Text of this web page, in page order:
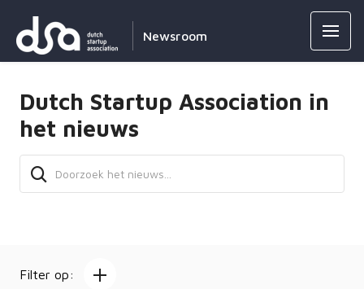
Newsroom
Dutch Startup Association in
het nieuws
Filter op: